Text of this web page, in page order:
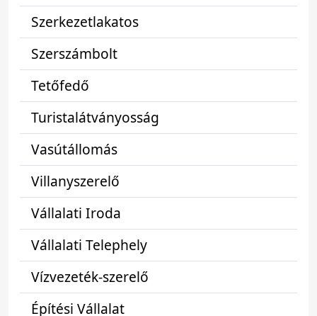
Szerkezetlakatos
Szerszámbolt
Tetőfedő
Turistalátványosság
Vasútállomás
Villanyszerelő
Vállalati Iroda
Vállalati Telephely
Vízvezeték-szerelő
Építési Vállalat